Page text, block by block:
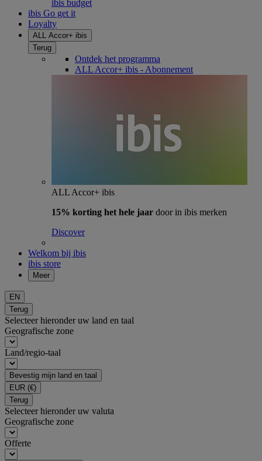
ibis budget
ibis Go get it
Loyalty
ALL Accor+ ibis
Terug
Ontdek het programma
ALL Accor+ ibis - Abonnement
ALL Accor+ ibis
15% korting het hele jaar door in ibis merken
Discover
Welkom bij ibis
ibis store
Meer
EN
Terug
Selecteer hieronder uw land en taal
Geografische zone
Land/regio-taal
Bevestig mijn land en taal
EUR (€)
Terug
Selecteer hieronder uw valuta
Geografische zone
Offerte